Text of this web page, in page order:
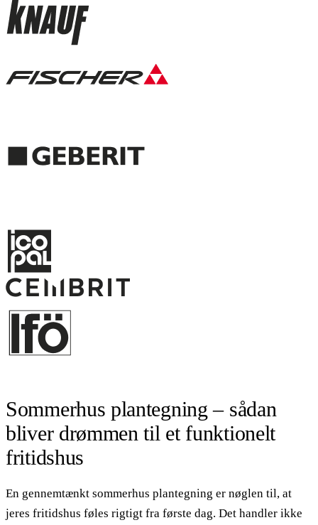
Sommerhus plantegning – sådan
bliver drømmen til et funktionelt
fritidshus
En gennemtænkt sommerhus plantegning er nøglen til, at
jeres fritidshus føles rigtigt fra første dag. Det handler ikke